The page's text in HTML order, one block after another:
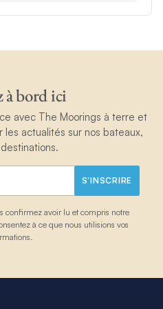
bord ici
avec The Moorings à terre et
les actualités sur nos bateaux,
S'INSCRIRE
confirmez avoir lu et compris notre
à ce que nous utilisions vos